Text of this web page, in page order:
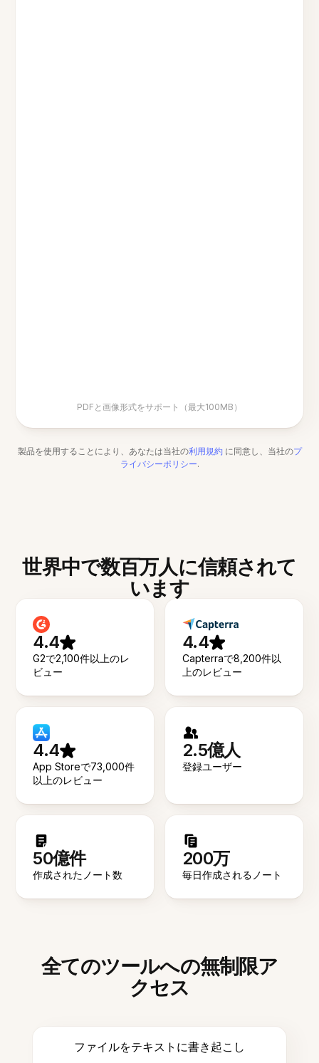
PDFと画像形式をサポート（最大100MB）
製品を使用することにより、あなたは当社の利用規約 に同意し、当社のプ
ライバシーポリシー.
世界中で数百万人に信頼されて
います
4.4
G2で2,100件以上のレ
ビュー
4.4
Capterraで8,200件以
上のレビュー
4.4
App Storeで73,000件
以上のレビュー
2.5億人
登録ユーザー
50億件
作成されたノート数
200万
毎日作成されるノート
全てのツールへの無制限ア
クセス
ファイルをテキストに書き起こし